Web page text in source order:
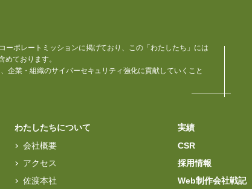
ーポレートミッションに掲げており、この「わたしたち」には
めております。
企業・組織のサイバーセキュリティ強化に貢献していくこと
わたしたちについて
会社概要
アクセス
佐渡本社
実績
CSR
採用情報
Web制作会社戦記